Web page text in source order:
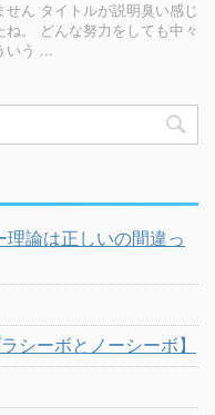
せん タイトルが説明臭い感じ
ね。 どんな努力をしても中々
いう ...
論は正しいの間違っ
シーボとノーシーボ】